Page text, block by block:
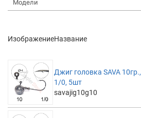
Модели
ИзображениеНазвание
Джиг головка SAVA 10гр.,
1/0, 5шт
savajig10g10